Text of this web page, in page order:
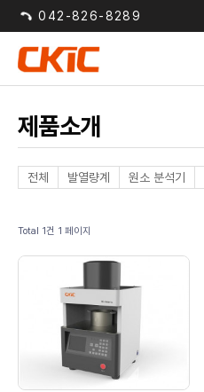
042-826-8289
제품소개
전체 발열량계 원소 분석기
Total 1건 1 페이지